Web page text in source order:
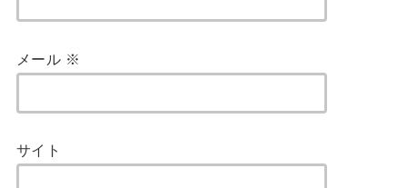
メール ※
サイト